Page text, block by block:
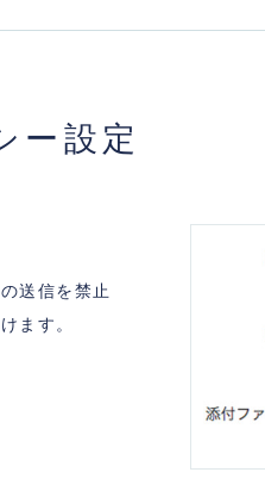
ー設定
送信を禁止
ます。